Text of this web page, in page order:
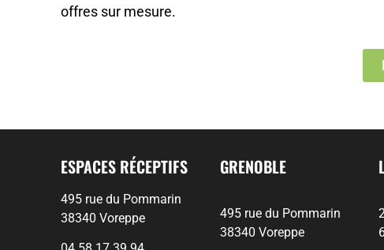
offres sur mesure.
ESPACES RÉCEPTIFS
495 rue du Pommarin
38340 Voreppe
GRENOBLE
495 rue du Pommarin
38340 Voreppe